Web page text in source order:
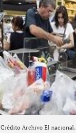
Crédito Archivo El nacional.